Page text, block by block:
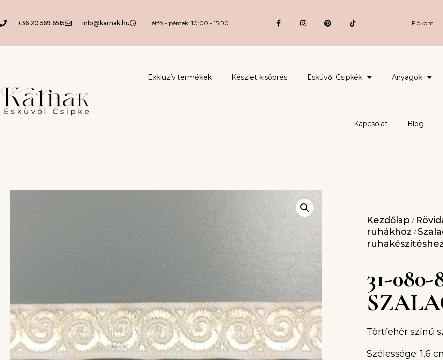
+36 20 569 6515 info@karnak.hu Hétfő - péntek: 10:00 - 15:00 Fiókom
Exkluzív termékek Készlet kisöprés Esküvői Csipkék Anyagok
Kapcsolat Blog
Kezdőlap /
ruhákhoz /
31-
Törtfehér színű
Szélessége: 1,6